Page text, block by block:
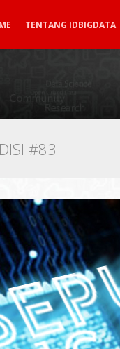
TENTANG IDBIGDATA
#83